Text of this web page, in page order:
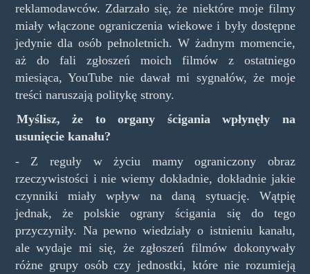
reklamodawców. Zdarzało się, że niektóre moje filmy
miały włączone ograniczenia wiekowe i były dostępne
jedynie dla osób pełnoletnich. W żadnym momencie,
aż do fali zgłoszeń moich filmów z ostatniego
miesiąca, YouTube nie dawał mi sygnałów, że moje
treści naruszają politykę strony.
Myślisz, że to organy ścigania wpłynęły na
usunięcie kanału?
- Z reguły w życiu mamy ograniczony obraz
rzeczywistości i nie wiemy dokładnie, dokładnie jakie
czynniki miały wpływ na daną sytuację. Wątpię
jednak, że polskie ograny ścigania się do tego
przyczyniły. Na pewno wiedziały o istnieniu kanału,
ale wydaje mi się, że zgłoszeń filmów dokonywały
różne grupy osób czy jednostki, które nie rozumieją